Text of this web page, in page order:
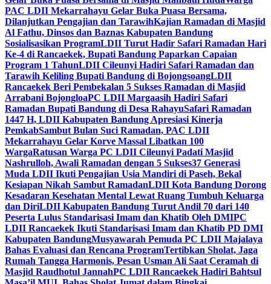
PAC LDII Mekarrahayu Gelar Buka Puasa Bersama,
Dilanjutkan Pengajian dan TarawihKajian Ramadan di Masjid
Al Fathu, Dinsos dan Baznas Kabupaten Bandung
Sosialisasikan ProgramLDII Turut Hadir Safari Ramadan Hari
Ke-4 di Rancaekek, Bupati Bandung Paparkan Capaian
Program 1 TahunLDII Cileunyi Hadiri Safari Ramadan dan
Tarawih Keliling Bupati Bandung di BojongsoangLDII
Rancaekek Beri Pembekalan 5 Sukses Ramadan di Masjid
Arrabani BojongloaPC LDII Margaasih Hadiri Safari
Ramadan Bupati Bandung di Desa RahayuSafari Ramadan
1447 H, LDII Kabupaten Bandung Apresiasi Kinerja
PemkabSambut Bulan Suci Ramadan, PAC LDII
Mekarrahayu Gelar Korve Massal Libatkan 100
WargaRatusan Warga PC LDII Cileunyi Padati Masjid
Nashrulloh, Awali Ramadan dengan 5 Sukses37 Generasi
Muda LDII Ikuti Pengajian Usia Mandiri di Paseh, Bekal
Kesiapan Nikah Sambut RamadanLDII Kota Bandung Dorong
Kesadaran Kesehatan Mental Lewat Ruang Tumbuh Keluarga
dan DiriLDII Kabupaten Bandung Turut Andil 70 dari 140
Peserta Lulus Standarisasi Imam dan Khatib Oleh DMIPC
LDII Rancaekek Ikuti Standarisasi Imam dan Khatib PD DMI
Kabupaten BandungMusyawarah Pemuda PC LDII Majalaya
Bahas Evaluasi dan Rencana ProgramTertibkan Sholat, Jaga
Rumah Tangga Harmonis, Pesan Usman Ali Saat Ceramah di
Masjid Raudhotul JannahPC LDII Rancaekek Hadiri Bahtsul